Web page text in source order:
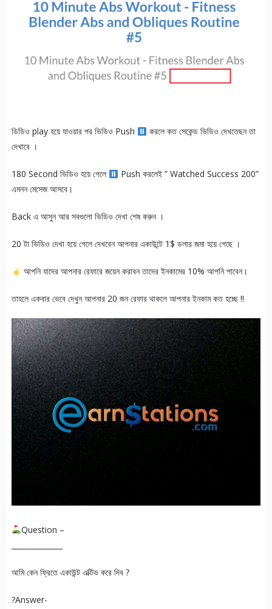
ডিডিও play হয়ে যাওয়ার পর ভিডিও Push
করলে কত সেকেন্ড ভিডিও দেখতেছন তা
দেখাবে ।
180 Second ভিডিও হয়ে গেলে
Push করলেই ” Watched Success 200”
এমনন মেসেজ আসবে।
Back এ আসুন আর সবগুলো ভিডিও দেখা শেষ করুন ।
20 টা ভিডিও দেখা হয়ে গেলে দেখবেন আপনার একাউন্টে 1$ ডলার জমা হয়ে গেছে ।
আপনি যাদের আপনার রেফারে জয়েন করাবন তাদের ইনকামের 10% আপনি পাবেন।
তাহলে একবার ভেবে দেখুন আপনার 20 জন রেফার থাকলে আপনার ইনকাম কত হচ্ছে !!
Question –
আমি কেন ফ্রিতে একাউন্ট এক্টিভ করে দিব ?
?Answer-